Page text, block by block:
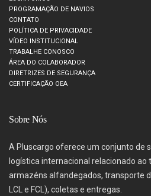
PROGRAMAÇÃO DE NAVIOS
CONTATO
POLÍTICA DE PRIVACIDADE
VÍDEO INSTITUCIONAL
TRABALHE CONOSCO
ÁREA DO COLABORADOR
DIRETRIZES DE SEGURANÇA
CERTIFICAÇÃO OEA
Sobre Nós
A Pluscargo oferece um conjunto de
logística internacional relacionado ao
armazéns alfandegados, transporte
LCL e FCL), coletas e entregas.